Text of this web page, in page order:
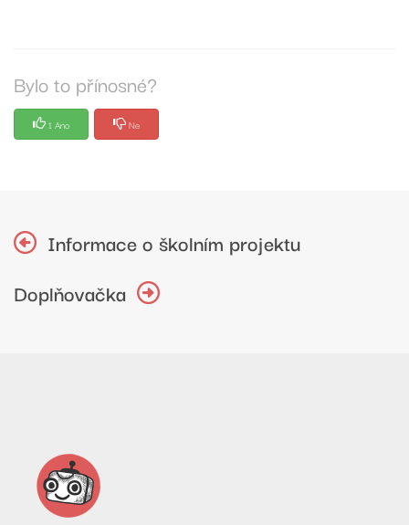
Bylo to přínosné?
1 Ano Ne
Informace o školním projektu
Doplňovačka